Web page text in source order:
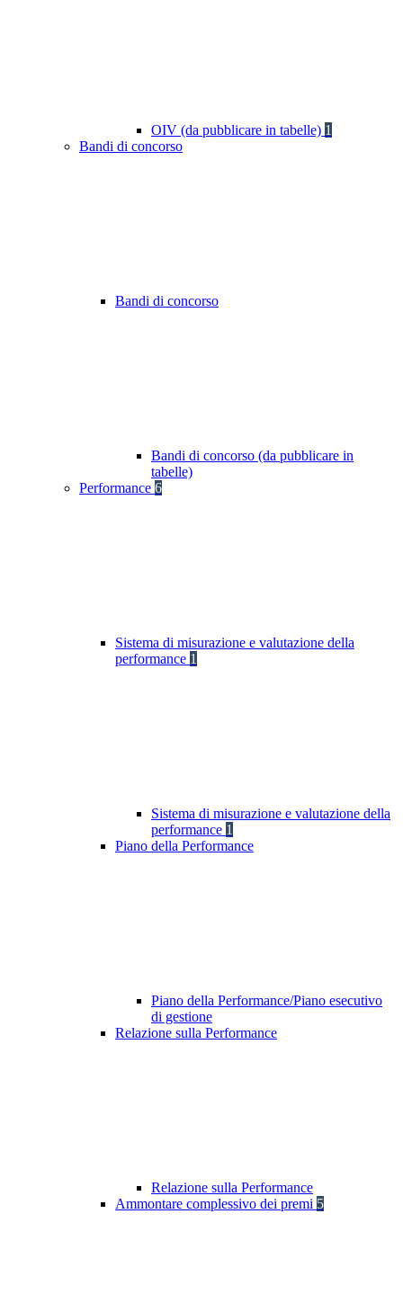
OIV (da pubblicare in tabelle) 1
Bandi di concorso
Bandi di concorso
Bandi di concorso (da pubblicare in
tabelle)
Performance 6
Sistema di misurazione e valutazione della
performance 1
Sistema di misurazione e valutazione della
performance 1
Piano della Performance
Piano della Performance/Piano esecutivo
di gestione
Relazione sulla Performance
Relazione sulla Performance
Ammontare complessivo dei premi 5